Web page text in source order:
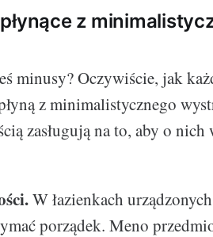
z
minusy? Oczywiście, jak
z minimalistycznego
zasługują na to, aby o nich
W łazienkach
porządek. Meno